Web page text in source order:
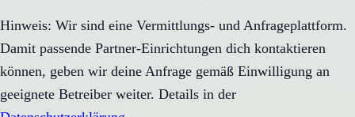
Hinweis: Wir sind eine Vermittlungs- und Anfrageplattform.
Damit passende Partner-Einrichtungen dich kontaktieren
können, geben wir deine Anfrage gemäß Einwilligung an
geeignete Betreiber weiter. Details in der